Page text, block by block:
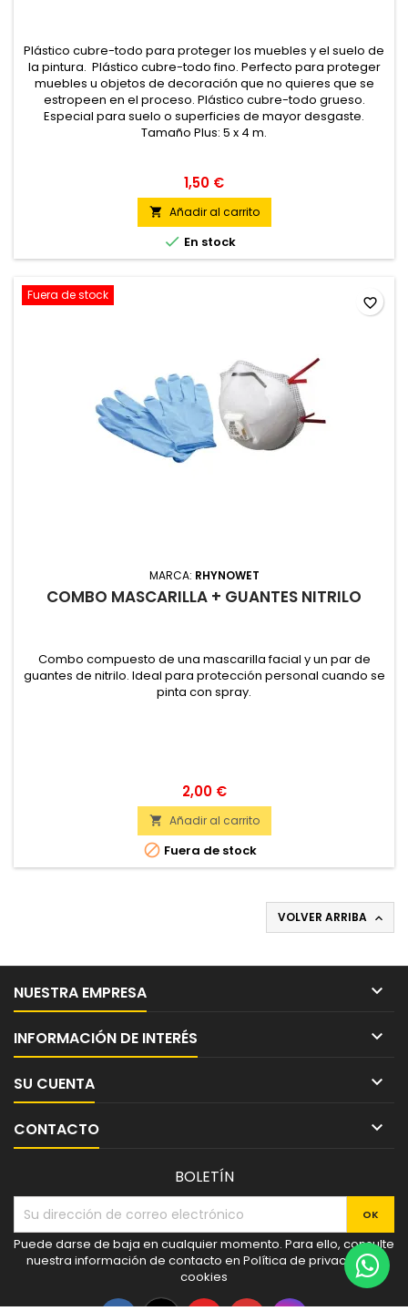
Plástico cubre-todo para proteger los muebles y el suelo de
la pintura. Plástico cubre-todo fino. Perfecto para proteger
muebles u objetos de decoración que no quieres que se
estropeen en el proceso. Plástico cubre-todo grueso.
Especial para suelo o superficies de mayor desgaste.
Tamaño Plus: 5 x 4 m.
1,50 €
 Añadir al carrito
 En stock
Fuera de stock
MARCA: RHYNOWET
COMBO MASCARILLA + GUANTES NITRILO
Combo compuesto de una mascarilla facial y un par de
guantes de nitrilo. Ideal para protección personal cuando se
pinta con spray.
2,00 €
 Añadir al carrito
 Fuera de stock
favorite_border
VOLVER ARRIBA 
NUESTRA EMPRESA 
INFORMACIÓN DE INTERÉS 
SU CUENTA 
CONTACTO 
BOLETÍN
Puede darse de baja en cualquier momento. Para ello, consulte
nuestra información de contacto en Política de privacidad y
cookies